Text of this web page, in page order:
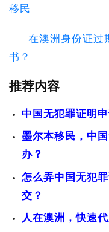
移民
在澳洲身份证过
书？
推荐内容
中国无犯罪证明
墨尔本移民，中
办？
怎么弄中国无犯
交？
人在澳洲，快速